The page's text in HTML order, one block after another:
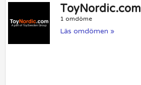
ToyNordic.com
1 omdöme
Läs omdömen »